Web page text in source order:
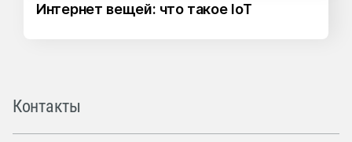
Интернет вещей: что такое IoT
Контакты